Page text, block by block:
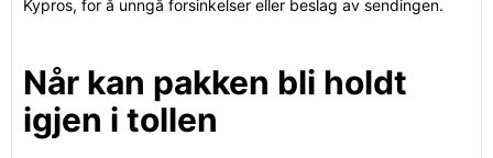
Kypros, for å unngå forsinkelser eller beslag av sendingen.
Når kan pakken bli holdt
igjen i tollen